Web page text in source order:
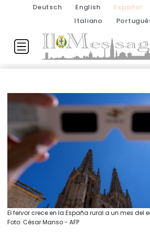
Deutsch English Español
Italiano
El fervor crece en la España rural a un mes del
Foto: César Manso - AFP